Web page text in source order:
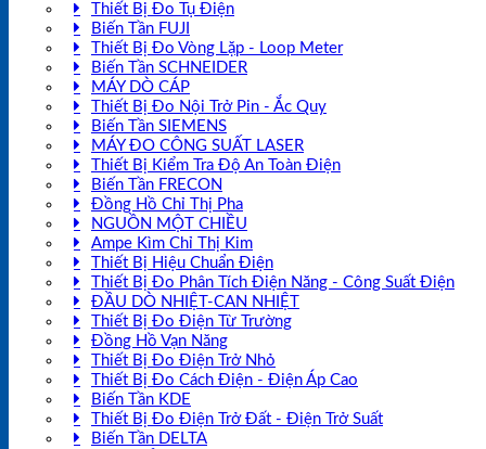
Thiết Bị Đo Tụ Điện
Biến Tần FUJI
Thiết Bị Đo Vòng Lặp - Loop Meter
Biến Tần SCHNEIDER
MÁY DÒ CÁP
Thiết Bị Đo Nội Trở Pin - Ắc Quy
Biến Tần SIEMENS
MÁY ĐO CÔNG SUẤT LASER
Thiết Bị Kiểm Tra Độ An Toàn Điện
Biến Tần FRECON
Đồng Hồ Chỉ Thị Pha
NGUỒN MỘT CHIỀU
Ampe Kìm Chỉ Thị Kim
Thiết Bị Hiệu Chuẩn Điện
Thiết Bị Đo Phân Tích Điện Năng - Công Suất Điện
ĐẦU DÒ NHIỆT-CAN NHIỆT
Thiết Bị Đo Điện Từ Trường
Đồng Hồ Vạn Năng
Thiết Bị Đo Điện Trở Nhỏ
Thiết Bị Đo Cách Điện - Điện Áp Cao
Biến Tần KDE
Thiết Bị Đo Điện Trở Đất - Điện Trở Suất
Biến Tần DELTA